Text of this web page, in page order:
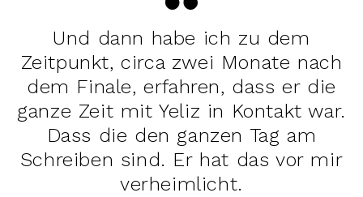
Und dann habe ich zu dem
Zeitpunkt, circa zwei Monate nach
dem Finale, erfahren, dass er die
ganze Zeit mit Yeliz in Kontakt war.
Dass die den ganzen Tag am
Schreiben sind. Er hat das vor mir
verheimlicht.